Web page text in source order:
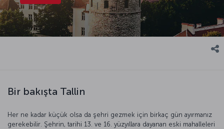
Bir bakışta Tallin
Her ne kadar küçük olsa da şehri gezmek için birkaç gün ayırmanız
gerekebilir. Şehrin, tarihi 13. ve 16. yüzyıllara dayanan eski mahalleleri